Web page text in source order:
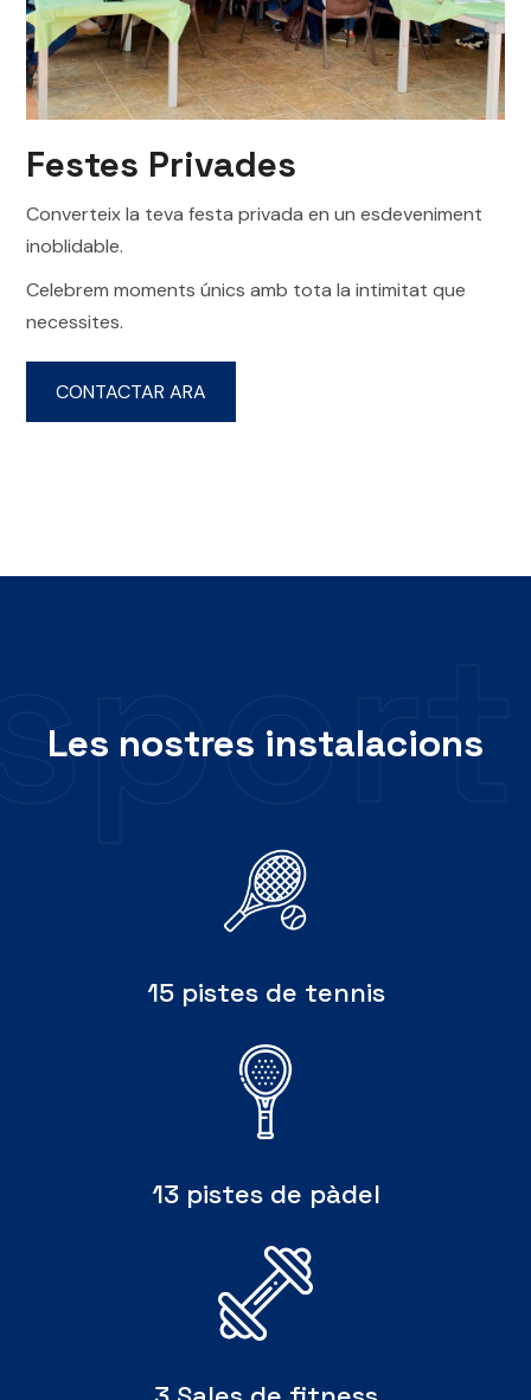
Festes Privades
Converteix la teva festa privada en un esdeveniment
inoblidable.
Celebrem moments únics amb tota la intimitat que
necessites.
CONTACTAR ARA
port
Les nostres instalacions
15 pistes de tennis
13 pistes de pàdel